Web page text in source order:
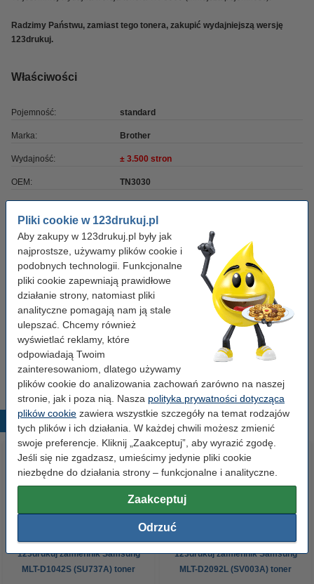
Pliki cookie w 123drukuj.pl
Aby zakupy w 123drukuj.pl były jak
najprostsze, używamy plików cookie i
podobnych technologii. Funkcjonalne
pliki cookie zapewniają prawidłowe
działanie strony, natomiast pliki
analityczne pomagają nam ją stale
ulepszać. Chcemy również
wyświetlać reklamy, które
odpowiadają Twoim
zainteresowaniom, dlatego używamy
plików cookie do analizowania zachowań zarówno na naszej
stronie, jak i poza nią. Nasza polityka prywatności dotycząca
plików cookie zawiera wszystkie szczegóły na temat rodzajów
tych plików i ich działania. W każdej chwili możesz zmienić
swoje preferencje. Kliknij „Zaakceptuj”, aby wyrazić zgodę.
Jeśli się nie zgadzasz, umieścimy jedynie pliki cookie
niezbędne do działania strony – funkcjonalne i analityczne.
Zaakceptuj
Odrzuć
Radzimy Państwu, zamiast tego tonera, zakupić wydajniejszą wersję
123drukuj.
Właściwości
Pojemność: standard
Marka: Brother
Wydajność: ± 3.500 stron
OEM: TN3030
czarny
Typ: toner
Numer: TN3030
Wskazówka: zamów papier
Papier ksero A4 80 g/m2 (2500 szt.), 123drukuj
(5 ryz)
110,00 zł
Popularne produkty
123drukuj zamiennik Samsung
MLT-D1042S (SU737A) toner
123drukuj zamiennik Samsung
MLT-D2092L (SV003A) toner